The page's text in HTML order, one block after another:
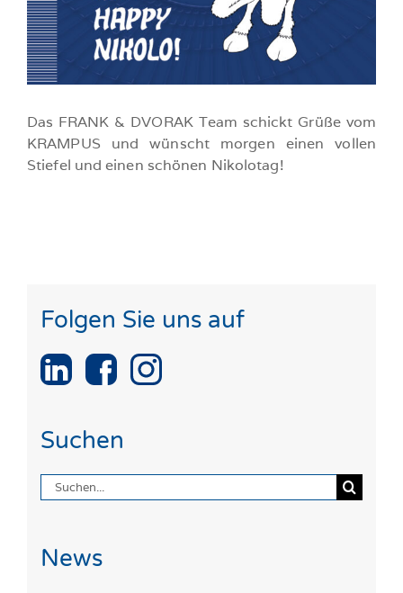
Das FRANK & DVORAK Team schickt Grüße vom
KRAMPUS und wünscht morgen einen vollen
Stiefel und einen schönen Ni­ko­lo­tag!
Folgen Sie uns auf
Suchen
Suche
nach:
News